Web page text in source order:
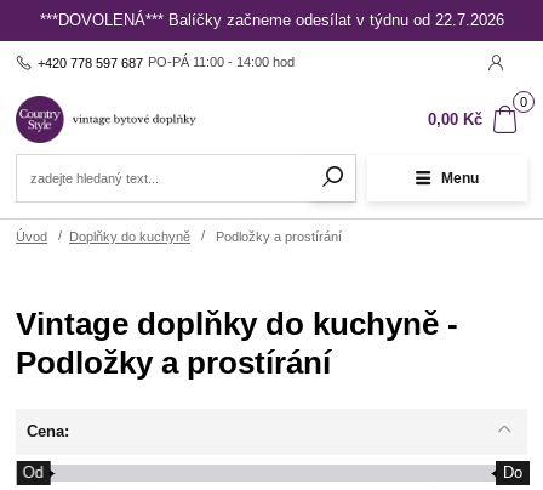
***DOVOLENÁ*** Balíčky začneme odesílat v týdnu od 22.7.2026
Menu
+420 778 597 687 PO-PÁ 11:00 - 14:00 hod
0
0,00 Kč
Úvod Doplňky do kuchyně Podložky a prostírání
Vintage doplňky do kuchyně -
Podložky a prostírání
Cena:
Od Do